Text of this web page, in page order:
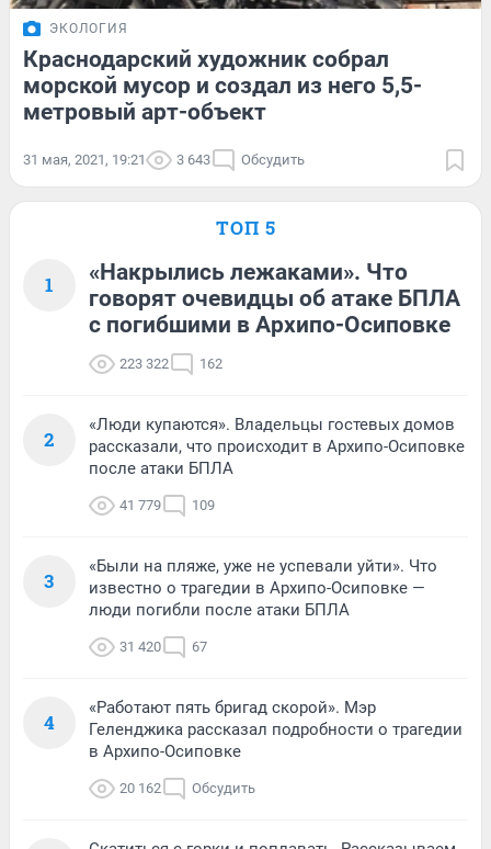
ЭКОЛОГИЯ
Краснодарский художник собрал
морской мусор и создал из него 5,5-
метровый арт-объект
31 мая, 2021, 19:21 3 643 Обсудить
ТОП 5
1
«Накрылись лежаками». Что
говорят очевидцы об атаке БПЛА
с погибшими в Архипо-Осиповке
223 322 162
2
«Люди купаются». Владельцы гостевых домов
рассказали, что происходит в Архипо-Осиповке
после атаки БПЛА
41 779 109
3
«Были на пляже, уже не успевали уйти». Что
известно о трагедии в Архипо-Осиповке —
люди погибли после атаки БПЛА
31 420 67
4
«Работают пять бригад скорой». Мэр
Геленджика рассказал подробности о трагедии
в Архипо-Осиповке
20 162 Обсудить